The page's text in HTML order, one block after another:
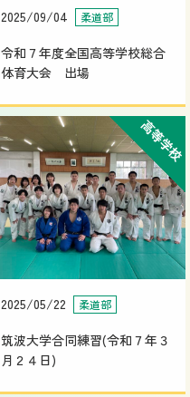
2025/09/04 柔道部
令和７年度全国高等学校総合
体育大会 出場
高等学校
2025/05/22 柔道部
筑波大学合同練習(令和７年３
月２４日)